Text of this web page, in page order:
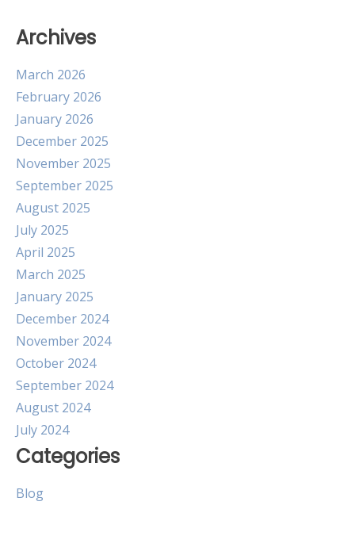
Archives
March 2026
February 2026
January 2026
December 2025
November 2025
September 2025
August 2025
July 2025
April 2025
March 2025
January 2025
December 2024
November 2024
October 2024
September 2024
August 2024
July 2024
Categories
Blog